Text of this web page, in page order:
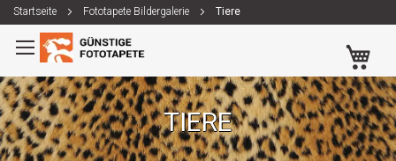
Startseite Fototapete Bildergalerie Tiere
Zum
Inhalt
springen
TIERE